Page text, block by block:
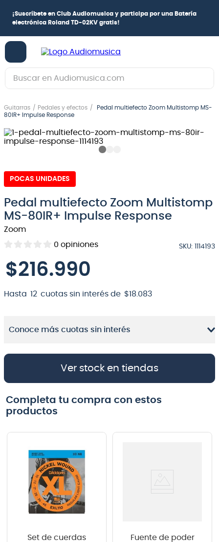
¡Suscríbete en Club Audiomusica y participa por una Batería
electrónica Roland TD-02KV gratis!
Buscar en Audiomusica.com
Guitarras Pedales y efectos
Pedal multiefecto Zoom Multistomp MS-
80IR+ Impulse Response
POCAS UNIDADES
Pedal multiefecto Zoom Multistomp
MS-80IR+ Impulse Response
Zoom
0 opiniones SKU: 1114193
$216.990
Hasta 12 cuotas sin interés de $18 083
Conoce más cuotas sin interés
Ver stock en tiendas
Completa tu compra con estos
productos
Set de cuerdas
Fuente de poder
1.
guitarra electrica
2.
bajo
3
guitarra electroacústica
5.
pioneerdj
6.
guitarra
7.
bateria
8.
10. violin